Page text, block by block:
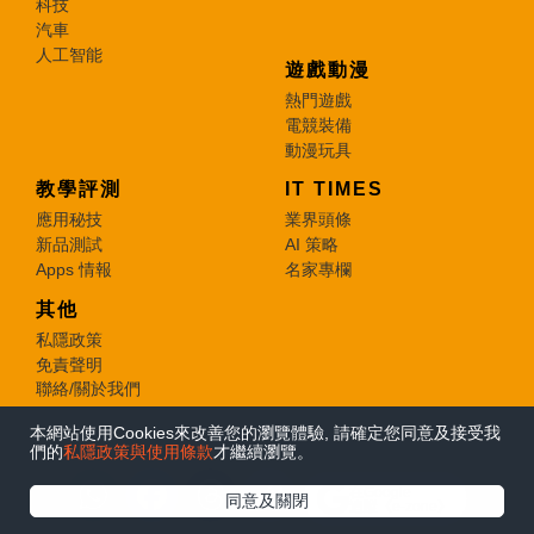
本網站使用Cookies來改善您的瀏覽體驗, 請確定您同意及接受我
們的私隱政策與使用條款才繼續瀏覽。
同意及關閉
科技
汽車
人工智能
遊戲動漫
熱門遊戲
電競裝備
動漫玩具
教學評測
應用秘技
新品測試
Apps 情報
IT TIMES
業界頭條
AI 策略
名家專欄
其他
私隱政策
免責聲明
聯絡/關於我們
© 2026 e-zone. All Rights Reserved.